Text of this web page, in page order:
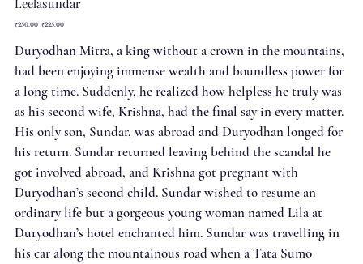
Original
₹250.00 Sale
₹225.00
Duryodhan Mitra, a king without a crown in the mountains,
had been enjoying immense wealth and boundless power for
a long time. Suddenly, he realized how helpless he truly was
as his second wife, Krishna, had the final say in every matter.
His only son, Sundar, was abroad and Duryodhan longed for
his return. Sundar returned leaving behind the scandal he
got involved abroad, and Krishna got pregnant with
Duryodhan’s second child. Sundar wished to resume an
ordinary life but a gorgeous young woman named Lila at
Duryodhan’s hotel enchanted him. Sundar was travelling in
his car along the mountainous road when a Tata Sumo